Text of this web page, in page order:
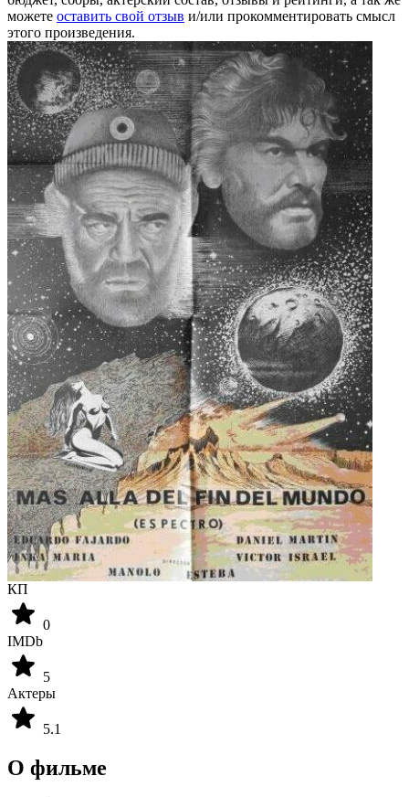
можете оставить свой отзыв и/или прокомментировать смысл
этого произведения.
КП
0
IMDb
5
Актеры
5.1
О фильме